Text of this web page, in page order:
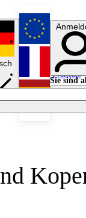
English
Français
Sie sind
Licht aus